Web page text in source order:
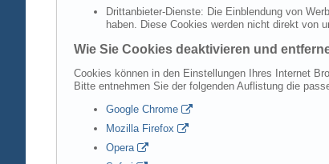
Drittanbieter-Dienste: Die Einblendung von
haben. Diese Cookies werden nicht direkt von
Wie Sie Cookies deaktivieren und
Cookies können in den Einstellungen Ihres Internet
Bitte entnehmen Sie der folgenden Auflistung die
Google Chrome
Mozilla Firefox
Opera